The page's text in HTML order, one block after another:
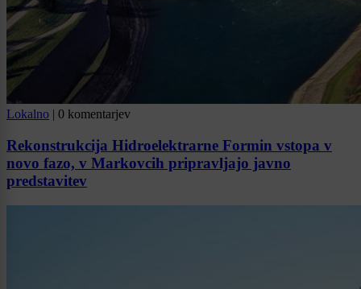
Lokalno | 0 komentarjev
Rekonstrukcija Hidroelektrarne Formin vstopa v
novo fazo, v Markovcih pripravljajo javno
predstavitev